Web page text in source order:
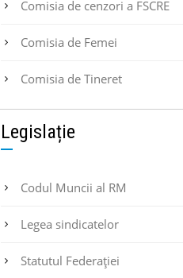
Comisia de cenzori a FSCRE
Comisia de Femei
Comisia de Tineret
Legislație
Codul Muncii al RM
Legea sindicatelor
Statutul Federaţiei